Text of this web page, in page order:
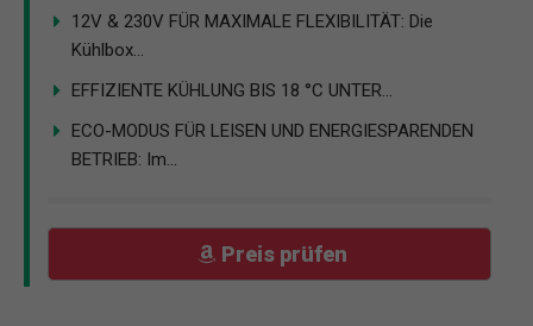
12V & 230V FÜR MAXIMALE FLEXIBILITÄT: Die
Kühlbox...
EFFIZIENTE KÜHLUNG BIS 18 °C UNTER...
ECO-MODUS FÜR LEISEN UND ENERGIESPARENDEN
BETRIEB: Im...
Preis prüfen